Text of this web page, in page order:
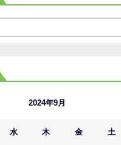
2024年9月
水 木 金 土